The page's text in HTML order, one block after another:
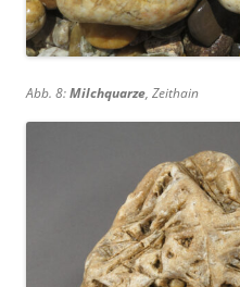
Abb. 8:Milchquarze, Zeithain